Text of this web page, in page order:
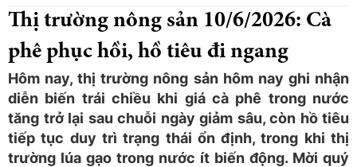
Thị trường nông sản 10/6/2026: Cà
phê phục hồi, hồ tiêu đi ngang
Hôm nay, thị trường nông sản hôm nay ghi nhận
diễn biến trái chiều khi giá cà phê trong nước
tăng trở lại sau chuỗi ngày giảm sâu, còn hồ tiêu
tiếp tục duy trì trạng thái ổn định, trong khi thị
trường lúa gạo trong nước ít biến động. Mời quý